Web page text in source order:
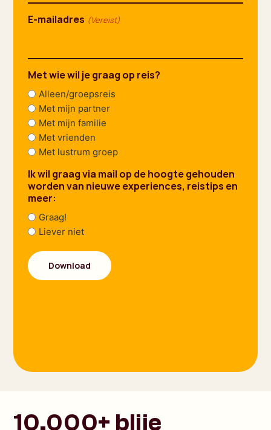
E-mailadres (Vereist)
Met wie wil je graag op reis?
Alleen/groepsreis
Met mijn partner
Met mijn familie
Met vrienden
Met lustrum groep
Ik wil graag via mail op de hoogte gehouden
worden van nieuwe experiences, reistips en
meer:
Graag!
Liever niet
10.000+ blije